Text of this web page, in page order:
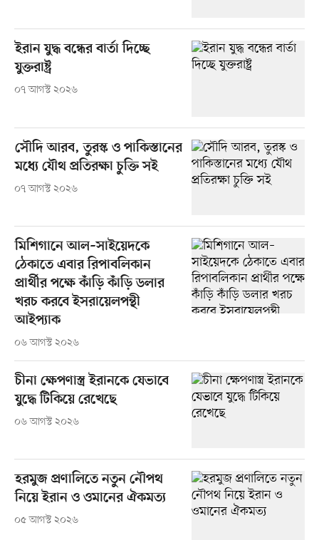
ইরান যুদ্ধ বন্ধের বার্তা দিচ্ছে
যুক্তরাষ্ট্র
০৭ আগস্ট ২০২৬
সৌদি আরব, তুরস্ক ও পাকিস্তানের
মধ্যে যৌথ প্রতিরক্ষা চুক্তি সই
০৭ আগস্ট ২০২৬
মিশিগানে আল–সাইয়েদকে
ঠেকাতে এবার রিপাবলিকান
প্রার্থীর পক্ষে কাঁড়ি কাঁড়ি ডলার
খরচ করবে ইসরায়েলপন্থী
আইপ্যাক
০৬ আগস্ট ২০২৬
চীনা ক্ষেপণাস্ত্র ইরানকে যেভাবে
যুদ্ধে টিকিয়ে রেখেছে
০৬ আগস্ট ২০২৬
হরমুজ প্রণালিতে নতুন নৌপথ
নিয়ে ইরান ও ওমানের ঐকমত্য
০৫ আগস্ট ২০২৬